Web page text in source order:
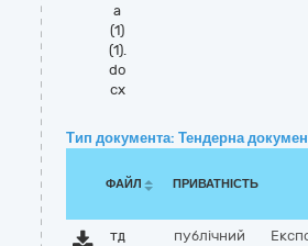
а
(1)
(1).
do
cx
Тип документа: Тендерна
ФАЙЛ ПРИВАТНІСТЬ
тд
публічний